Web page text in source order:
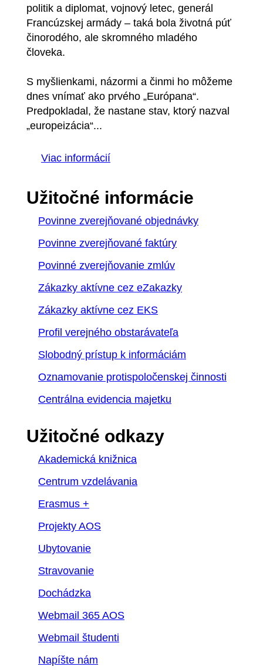
politik a diplomat, vojnový letec, generál
Francúzskej armády – taká bola životná púť
činorodého, ale skromného mladého
človeka.
S myšlienkami, názormi a činmi ho môžeme
dnes vnímať ako prvého „Európana“.
Predpokladal, že nastane stav, ktorý nazval
„europeizácia“...
Viac informácií
Užitočné informácie
Povinne zverejňované objednávky
Povinne zverejňované faktúry
Povinné zverejňovanie zmlúv
Zákazky aktívne cez eZakazky
Zákazky aktívne cez EKS
Profil verejného obstarávateľa
Slobodný prístup k informáciám
Oznamovanie protispoločenskej činnosti
Centrálna evidencia majetku
Užitočné odkazy
Akademická knižnica
Centrum vzdelávania
Erasmus +
Projekty AOS
Ubytovanie
Stravovanie
Dochádzka
Webmail 365 AOS
Webmail študenti
Napíšte nám